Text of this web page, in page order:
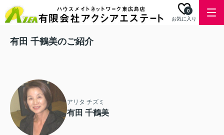
お気に入り
0
有田 千鶴美のご紹介
アリタ チズミ
有田 千鶴美